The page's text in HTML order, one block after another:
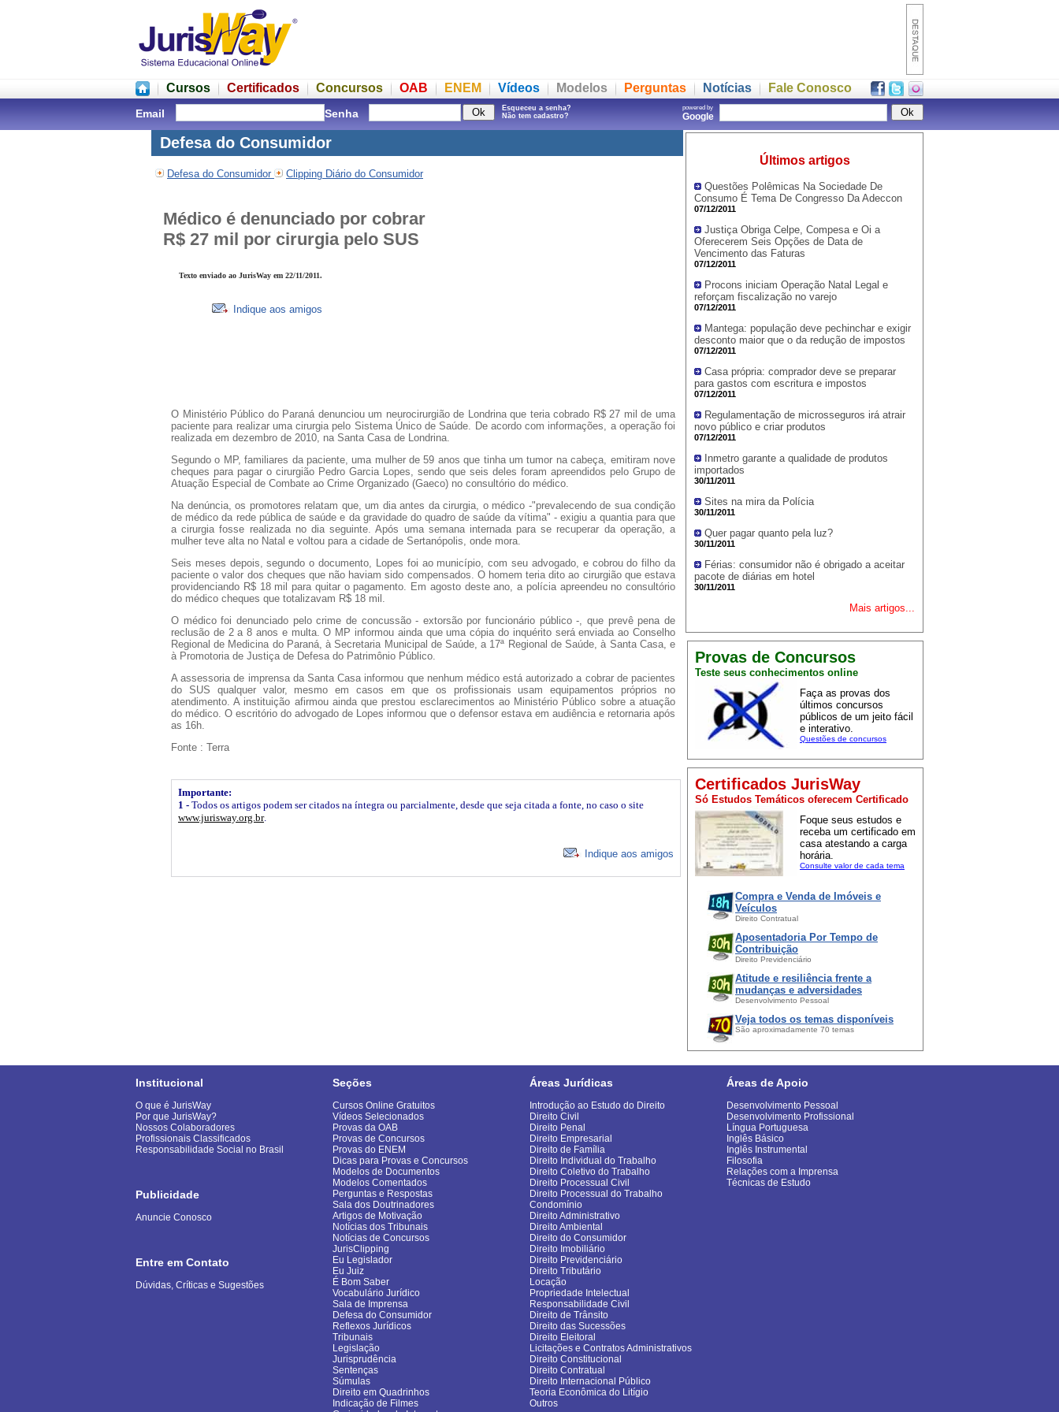
Cursos Certificados Concursos OAB ENEM Vídeos Modelos Perguntas Notícias Fale Conosco
Email Senha
Esqueceu a senha?
Não tem cadastro?
powered by
Google
Defesa do Consumidor
Últimos artigos
Questões Polêmicas Na Sociedade De
Consumo É Tema De Congresso Da Adeccon
07/12/2011
Justiça Obriga Celpe, Compesa e Oi a
Oferecerem Seis Opções de Data de
Vencimento das Faturas
07/12/2011
Procons iniciam Operação Natal Legal e
reforçam fiscalização no varejo
07/12/2011
Mantega: população deve pechinchar e exigir
desconto maior que o da redução de impostos
07/12/2011
Casa própria: comprador deve se preparar
para gastos com escritura e impostos
07/12/2011
Regulamentação de microsseguros irá atrair
novo público e criar produtos
07/12/2011
Inmetro garante a qualidade de produtos
importados
30/11/2011
Sites na mira da Polícia
30/11/2011
Quer pagar quanto pela luz?
30/11/2011
Férias: consumidor não é obrigado a aceitar
pacote de diárias em hotel
30/11/2011
Mais artigos...
Provas de Concursos
Teste seus conhecimentos online
Faça as provas dos
últimos concursos
públicos de um jeito fácil
e interativo.
Questões de concursos
Certificados JurisWay
Só Estudos Temáticos oferecem Certificado
Foque seus estudos e
receba um certificado em
casa atestando a carga
horária.
Consulte valor de cada tema
Compra e Venda de Imóveis e
Veículos
Direito Contratual
Aposentadoria Por Tempo de
Contribuição
Direito Previdenciário
Atitude e resiliência frente a
mudanças e adversidades
Desenvolvimento Pessoal
Veja todos os temas disponíveis
São aproximadamente 70 temas
Defesa do Consumidor Clipping Diário do Consumidor
Médico é denunciado por cobrar
R$ 27 mil por cirurgia pelo SUS
Texto enviado ao JurisWay em 22/11/2011.
Indique aos amigos
O Ministério Público do Paraná denunciou um neurocirurgião de Londrina que teria cobrado R$ 27 mil de uma
paciente para realizar uma cirurgia pelo Sistema Único de Saúde. De acordo com informações, a operação foi
realizada em dezembro de 2010, na Santa Casa de Londrina.
Segundo o MP, familiares da paciente, uma mulher de 59 anos que tinha um tumor na cabeça, emitiram nove
cheques para pagar o cirurgião Pedro Garcia Lopes, sendo que seis deles foram apreendidos pelo Grupo de
Atuação Especial de Combate ao Crime Organizado (Gaeco) no consultório do médico.
Na denúncia, os promotores relatam que, um dia antes da cirurgia, o médico -"prevalecendo de sua condição
de médico da rede pública de saúde e da gravidade do quadro de saúde da vítima" - exigiu a quantia para que
a cirurgia fosse realizada no dia seguinte. Após uma semana internada para se recuperar da operação, a
mulher teve alta no Natal e voltou para a cidade de Sertanópolis, onde mora.
Seis meses depois, segundo o documento, Lopes foi ao município, com seu advogado, e cobrou do filho da
paciente o valor dos cheques que não haviam sido compensados. O homem teria dito ao cirurgião que estava
providenciando R$ 18 mil para quitar o pagamento. Em agosto deste ano, a polícia apreendeu no consultório
do médico cheques que totalizavam R$ 18 mil.
O médico foi denunciado pelo crime de concussão - extorsão por funcionário público -, que prevê pena de
reclusão de 2 a 8 anos e multa. O MP informou ainda que uma cópia do inquérito será enviada ao Conselho
Regional de Medicina do Paraná, à Secretaria Municipal de Saúde, a 17ª Regional de Saúde, à Santa Casa, e
à Promotoria de Justiça de Defesa do Patrimônio Público.
A assessoria de imprensa da Santa Casa informou que nenhum médico está autorizado a cobrar de pacientes
do SUS qualquer valor, mesmo em casos em que os profissionais usam equipamentos próprios no
atendimento. A instituição afirmou ainda que prestou esclarecimentos ao Ministério Público sobre a atuação
do médico. O escritório do advogado de Lopes informou que o defensor estava em audiência e retornaria após
as 16h.
Fonte : Terra
Importante:
1 - Todos os artigos podem ser citados na íntegra ou parcialmente, desde que seja citada a fonte, no caso o site
www.jurisway.org.br.
Indique aos amigos
Institucional
O que é JurisWay
Por que JurisWay?
Nossos Colaboradores
Profissionais Classificados
Responsabilidade Social no Brasil
Publicidade
Anuncie Conosco
Entre em Contato
Dúvidas, Críticas e Sugestões
Seções
Cursos Online Gratuitos
Vídeos Selecionados
Provas da OAB
Provas de Concursos
Provas do ENEM
Dicas para Provas e Concursos
Modelos de Documentos
Modelos Comentados
Perguntas e Respostas
Sala dos Doutrinadores
Artigos de Motivação
Notícias dos Tribunais
Notícias de Concursos
JurisClipping
Eu Legislador
Eu Juiz
É Bom Saber
Vocabulário Jurídico
Sala de Imprensa
Defesa do Consumidor
Reflexos Jurídicos
Tribunais
Legislação
Jurisprudência
Sentenças
Súmulas
Direito em Quadrinhos
Indicação de Filmes
Áreas Jurídicas
Introdução ao Estudo do Direito
Direito Civil
Direito Penal
Direito Empresarial
Direito de Família
Direito Individual do Trabalho
Direito Coletivo do Trabalho
Direito Processual Civil
Direito Processual do Trabalho
Condomínio
Direito Administrativo
Direito Ambiental
Direito do Consumidor
Direito Imobiliário
Direito Previdenciário
Direito Tributário
Locação
Propriedade Intelectual
Responsabilidade Civil
Direito de Trânsito
Direito das Sucessões
Direito Eleitoral
Licitações e Contratos Administrativos
Direito Constitucional
Direito Contratual
Direito Internacional Público
Teoria Econômica do Litígio
Outros
Áreas de Apoio
Desenvolvimento Pessoal
Desenvolvimento Profissional
Língua Portuguesa
Inglês Básico
Inglês Instrumental
Filosofia
Relações com a Imprensa
Técnicas de Estudo